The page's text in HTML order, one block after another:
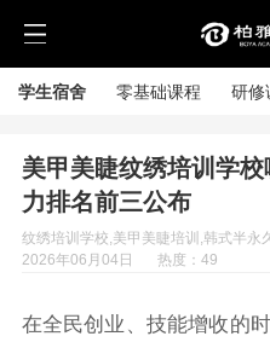
学生宿舍 零基础课程 研修
美甲美睫纹绣培训学
力排名前三公布
纹绣培训学校,美甲美睫培训,韩式半永
2026年06月04日
热度：49
在全民创业、技能增收的